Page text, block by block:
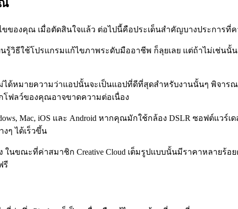
ของคุณ เมื่อตัดสินใจแล้ว ต่อไปนี้คือประเด็นสำคัญบางประการที่
วิธีใช้โปรแกรมแก้ไขภาพระดับมืออาชีพ ก็ลุยเลย แต่ถ้าไม่เช่นนั้
ได้หมายความว่าแอปนั้นจะเป็นแอปที่ดีที่สุดสำหรับงานนั้นๆ พิจา
โฟลว์ของคุณอาจขาดความต่อเนื่อง
Mac, iOS และ Android หากคุณมักใช้กล้อง DSLR ซอฟต์แว
ๆ ได้เร็วขึ้น
ขณะที่ค่าสมาชิก Creative Cloud เต็มรูปแบบนั้นมีราคาหลายร้อ
รี